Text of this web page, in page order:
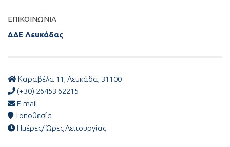
ΕΠΙΚΟΙΝΩΝΊΑ
ΔΔΕ Λευκάδας
Καραβέλα 11, Λευκάδα, 31100
(+30) 26453 62215
E-mail
Τοποθεσία
Ημέρες/ Ώρες Λειτουργίας